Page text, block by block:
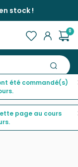
stock !
0
été commandé(s)
page au cours